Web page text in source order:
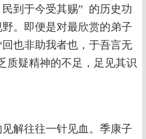
到于今受其赐” 的历史功
。即便是对最欣赏的弟子
也非助我者也，于吾言无
质疑精神的不足，足见其识
解往往一针见血。季康子